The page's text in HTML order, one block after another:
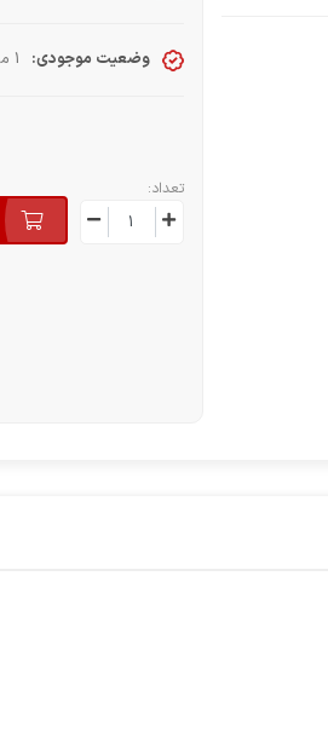
وضعیت موجودی: 1 موجود در انبار
تعداد: